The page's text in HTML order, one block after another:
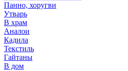
Панно, хоругви
Утварь
В храм
Аналои
Кадила
Текстиль
Гайтаны
В дом